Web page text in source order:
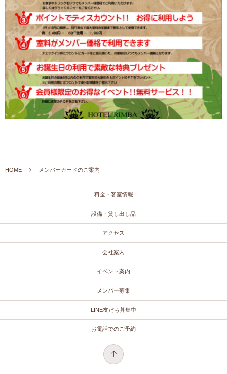
HOME メンバーカードのご案内
料金・客室情報
設備・貸し出し品
アクセス
会社案内
イベント案内
メンバー募集
LINE友だち募集中
お電話でのご予約